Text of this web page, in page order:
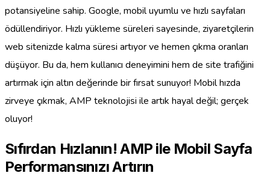
potansiyeline sahip. Google, mobil uyumlu ve hızlı sayfaları
ödüllendiriyor. Hızlı yükleme süreleri sayesinde, ziyaretçilerin
web sitenizde kalma süresi artıyor ve hemen çıkma oranları
düşüyor. Bu da, hem kullanıcı deneyimini hem de site trafiğini
artırmak için altın değerinde bir fırsat sunuyor! Mobil hızda
zirveye çıkmak, AMP teknolojisi ile artık hayal değil; gerçek
oluyor!
Sıfırdan Hızlanın! AMP ile Mobil Sayfa
Performansınızı Artırın